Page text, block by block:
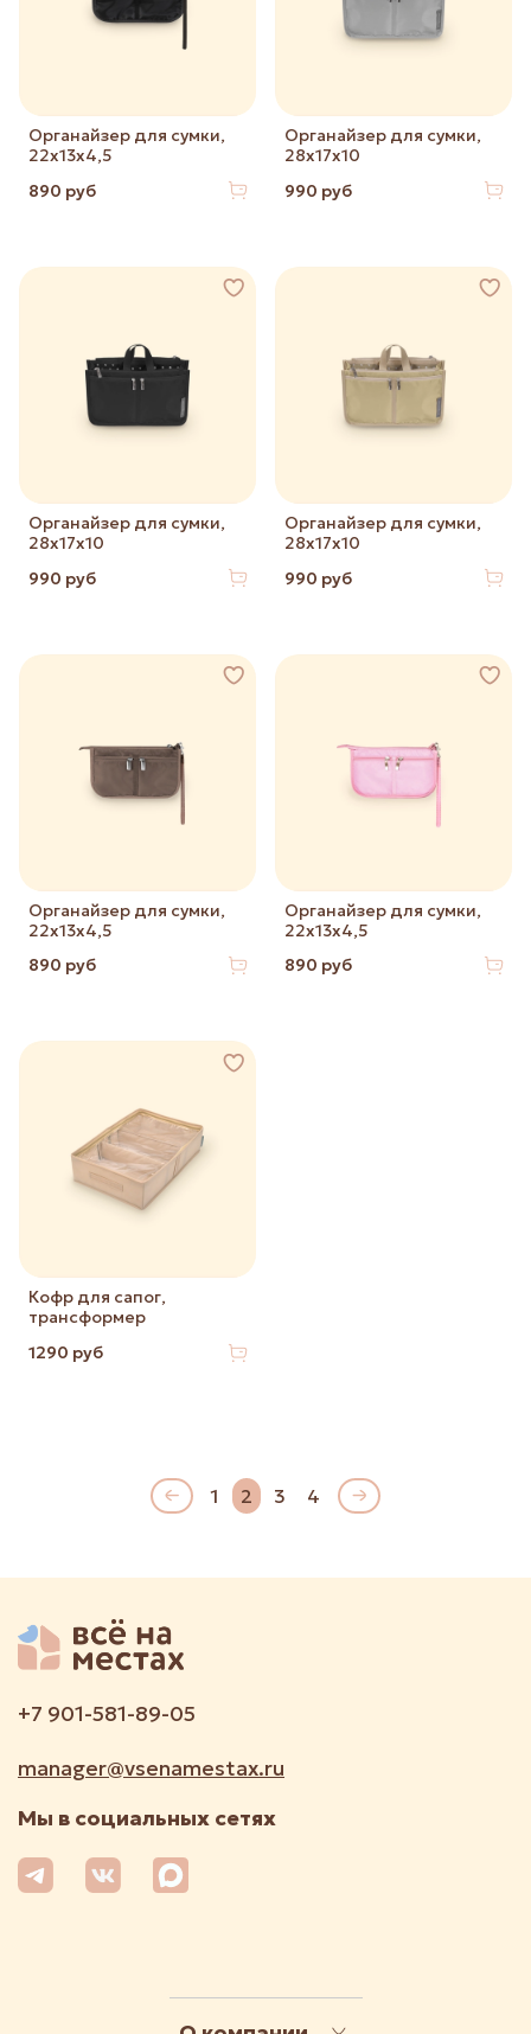
Органайзер для сумки,
22х13х4,5
890 руб
Органайзер для сумки,
28х17х10
990 руб
Органайзер для сумки,
28х17х10
990 руб
Органайзер для сумки,
28х17х10
990 руб
Органайзер для сумки,
22х13х4,5
890 руб
Органайзер для сумки,
22х13х4,5
890 руб
Кофр для сапог,
трансформер
1290 руб
1 2 3 4
+7 901-581-89-05
manager@vsenamestax.ru
Мы в социальных сетях